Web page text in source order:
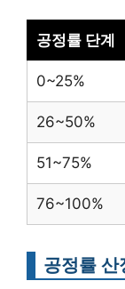
공정률 단계
0~25%
26~50%
51~75%
76~100%
공정률 산